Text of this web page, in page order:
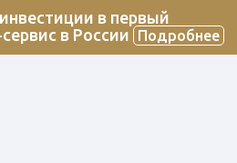
в первый
в России
Подробнее